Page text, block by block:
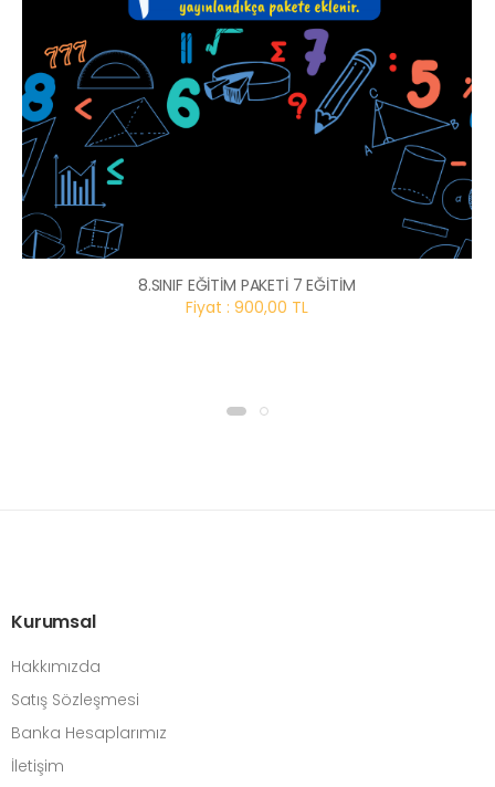
8.SINIF EĞİTİM PAKETİ 7 EĞİTİM
Fiyat : 900,00 TL
Kurumsal
Hakkımızda
Satış Sözleşmesi
Banka Hesaplarımız
İletişim